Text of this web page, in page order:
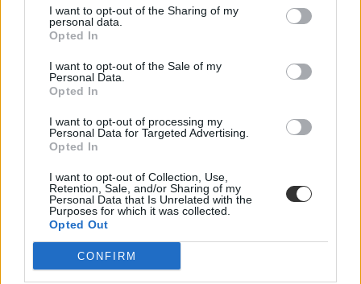
I want to opt-out of the Sharing of my
personal data.
Opted In
I want to opt-out of the Sale of my
Personal Data.
Opted In
I want to opt-out of processing my
Personal Data for Targeted Advertising.
Opted In
I want to opt-out of Collection, Use,
Retention, Sale, and/or Sharing of my
Personal Data that Is Unrelated with the
Purposes for which it was collected.
Opted Out
CONFIRM
általános iskola
tankönyv
Nemzeti Alaptanterv
belföld
törikönyv